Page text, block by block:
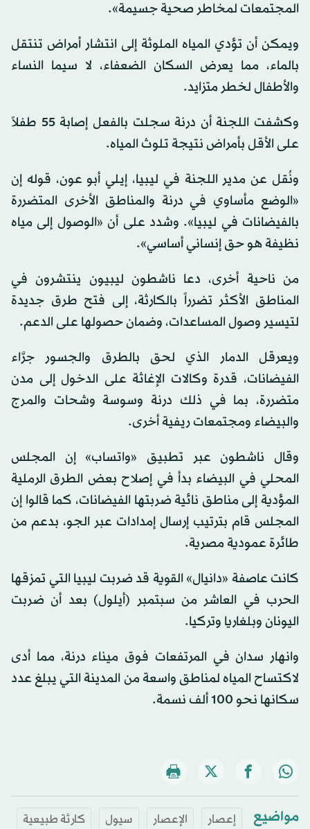
المجتمعات لمخاطر صحية جسيمة».
ويمكن أن تؤدي المياه الملوثة إلى انتشار أمراض تنتقل
بالماء، مما يعرض السكان الضعفاء، لا سيما النساء
والأطفال لخطر متزايد.
وكشفت اللجنة أن درنة سجلت بالفعل إصابة 55 طفلاً
على الأقل بأمراض نتيجة تلوث المياه.
ونُقل عن مدير اللجنة في ليبيا، إيلي أبو عون، قوله إن
«الوضع مأساوي في درنة والمناطق الأخرى المتضررة
بالفيضانات في ليبيا». وشدد على أن «الوصول إلى مياه
نظيفة هو حق إنساني أساسي».
من ناحية أخرى، دعا ناشطون ليبيون ينتشرون في
المناطق الأكثر تضرراً بالكارثة، إلى فتح طرق جديدة
لتيسير وصول المساعدات، وضمان حصولها على الدعم.
ويعرقل الدمار الذي لحق بالطرق والجسور جرَّاء
الفيضانات، قدرة وكالات الإغاثة على الدخول إلى مدن
متضررة، بما في ذلك درنة وسوسة وشحات والمرج
والبيضاء ومجتمعات ريفية أخرى.
وقال ناشطون عبر تطبيق «واتساب» إن المجلس
المحلي في البيضاء بدأ في إصلاح بعض الطرق الرملية
المؤدية إلى مناطق نائية ضربتها الفيضانات، كما قالوا إن
المجلس قام بترتيب إرسال إمدادات عبر الجو، بدعم من
طائرة عمودية مصرية.
كانت عاصفة «دانيال» القوية قد ضربت ليبيا التي تمزقها
الحرب في العاشر من سبتمبر (أيلول) بعد أن ضربت
اليونان وبلغاريا وتركيا.
وانهار سدان في المرتفعات فوق ميناء درنة، مما أدى
لاكتساح المياه لمناطق واسعة من المدينة التي يبلغ عدد
سكانها نحو 100 ألف نسمة.
مواضيع إعصار الإعصار سيول
كارثة طبيعية